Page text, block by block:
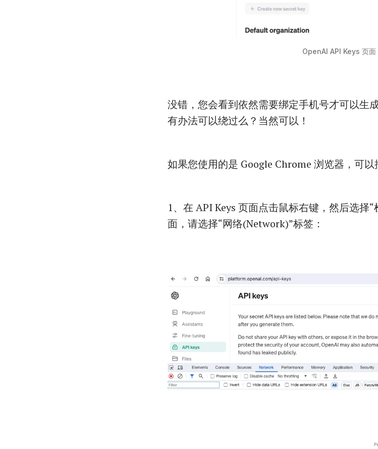
OpenAI API Keys 页面
没错，您会看到依然需要绑定手机号才可以生
有办法可以绕过么？当然可以！
如果您使用的是 Google Chrome 浏览器，可以
1、在 API Keys 页面点击鼠标右键，然后选择
面，请选择“网络(Network)”标签：